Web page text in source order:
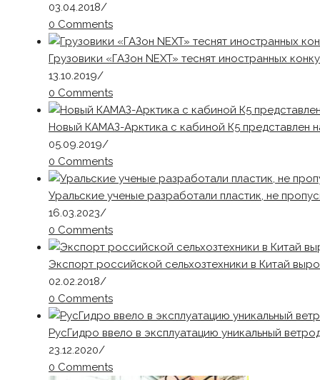
03.04.2018/
0 Comments
Грузовики «ГАЗон NEXT» теснят иностранных
13.10.2019/
0 Comments
Новый КАМАЗ-Арктика с кабиной К5 представлен
05.09.2019/
0 Comments
Уральские ученые разработали пластик, не
16.03.2023/
0 Comments
Экспорт российской сельхозтехники в Китай
02.02.2018/
0 Comments
РусГидро ввело в эксплуатацию уникальный
23.12.2020/
0 Comments